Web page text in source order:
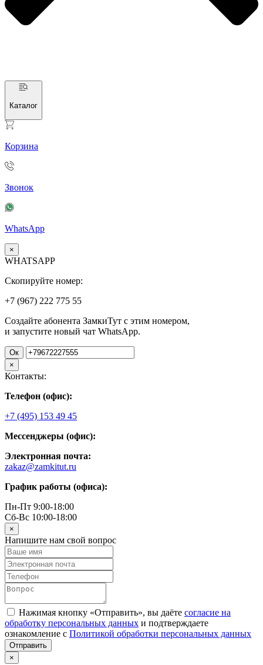
Каталог
Корзина
Звонок
WhatsApp
×
WHATSAPP
Скопируйте номер:
+7 (967) 222 775 55
Создайте абонента ЗамкиТут с этим номером,
и запустите новый чат WhatsApp.
Ок
×
Контакты:
Телефон (офис):
+7 (495) 153 49 45
Мессенджеры (офис):
Электронная почта:
zakaz@zamkitut.ru
График работы (офиса):
Пн-Пт 9:00-18:00
Сб-Вс 10:00-18:00
×
Напишите нам свой вопрос
Нажимая кнопку «Отправить», вы даёте согласие на
обработку персональных данных и подтверждаете
ознакомление с Политикой обработки персональных данных
×